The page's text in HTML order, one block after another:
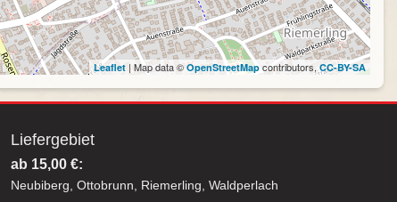
Leaflet | Map data ©OpenStreetMapcontributors, CC-BY-SA
Liefergebiet
ab 15,00 €:
Neubiberg, Ottobrunn, Riemerling, Waldperlach